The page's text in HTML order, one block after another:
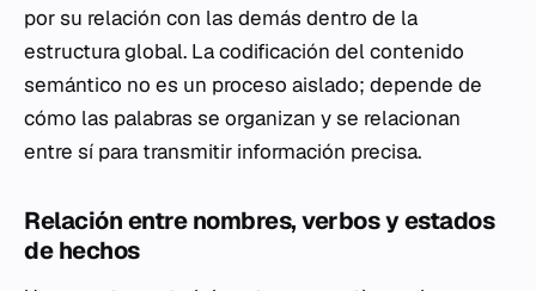
por su relación con las demás dentro de la
estructura global. La codificación del contenido
semántico no es un proceso aislado; depende de
cómo las palabras se organizan y se relacionan
entre sí para transmitir información precisa.
Relación entre nombres, verbos y estados
de hechos